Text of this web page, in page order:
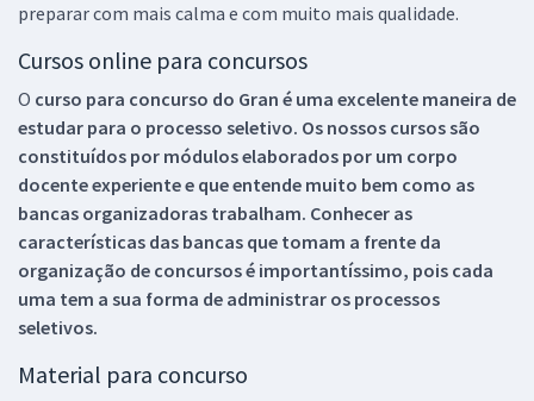
preparar com mais calma e com muito mais qualidade.
Cursos online para concursos
O curso para concurso do Gran é uma excelente maneira de
estudar para o processo seletivo. Os nossos cursos são
constituídos por módulos elaborados por um corpo
docente experiente e que entende muito bem como as
bancas organizadoras trabalham. Conhecer as
características das bancas que tomam a frente da
organização de concursos é importantíssimo, pois cada
uma tem a sua forma de administrar os processos
seletivos.
Material para concurso